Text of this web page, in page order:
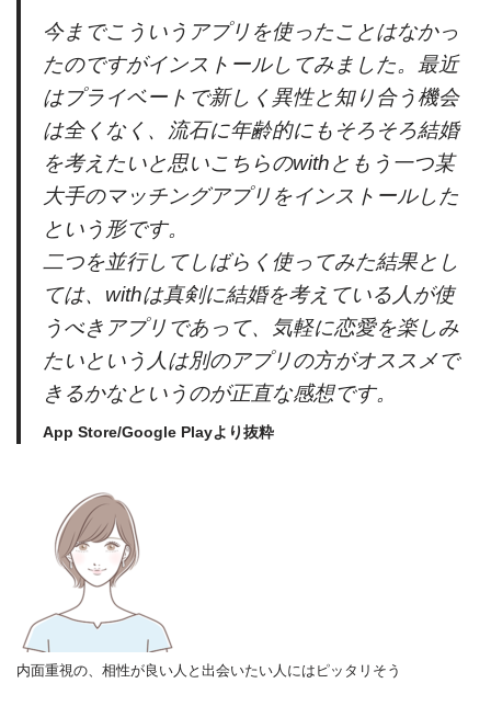
今までこういうアプリを使ったことはなかっ
たのですがインストールしてみました。最近
はプライベートで新しく異性と知り合う機会
は全くなく、流石に年齢的にもそろそろ結婚
を考えたいと思いこちらのwithともう一つ某
大手のマッチングアプリをインストールした
という形です。
二つを並行してしばらく使ってみた結果とし
ては、withは真剣に結婚を考えている人が使
うべきアプリであって、気軽に恋愛を楽しみ
たいという人は別のアプリの方がオススメで
きるかなというのが正直な感想です。
App Store/Google Playより抜粋
内面重視の、相性が良い人と出会いたい人にはピッタリそう